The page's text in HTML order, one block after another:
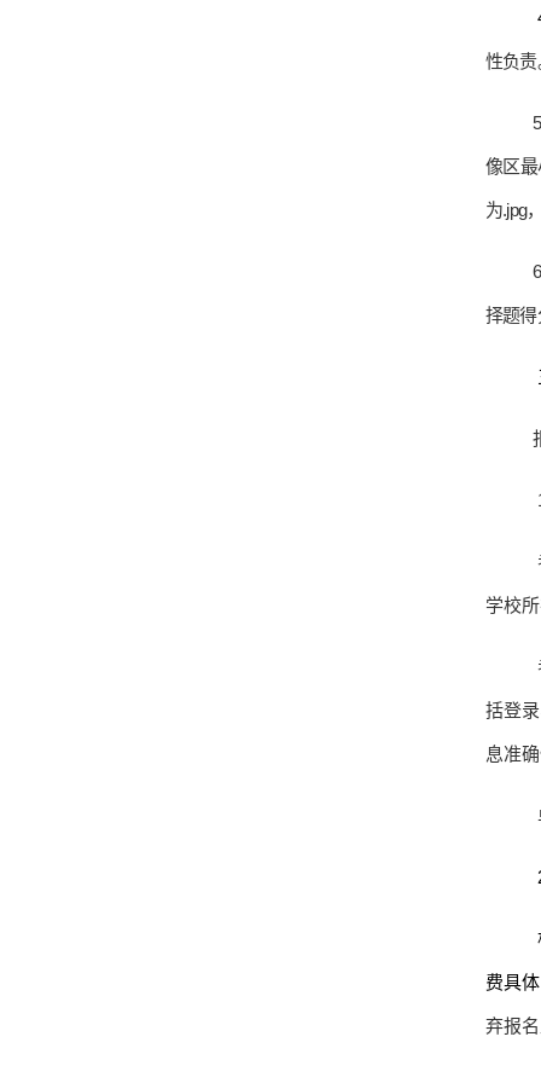
性负责
像区
为.jpg
择题
学校
括登
息准
费具
弃报